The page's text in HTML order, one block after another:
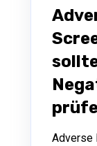
Adverse